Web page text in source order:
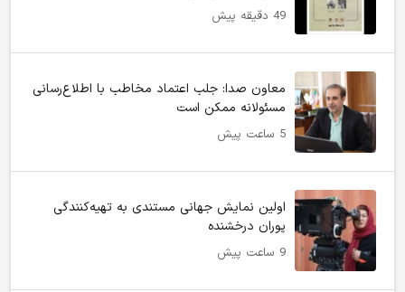
49 دقیقه پیش
معاون صدا: جلب اعتماد مخاطب با اطلاع‌رسانی
مسئولانه ممکن است
5 ساعت پیش
اولین نمایش جهانی مستندی به تهیه‌کنندگی
پوران درخشنده
9 ساعت پیش